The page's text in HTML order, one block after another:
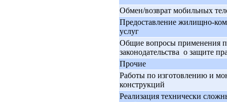
Обмен/возврат мобильных
Предоставление жилищно-
услуг
Общие вопросы применения
законодательства о защите
Прочие
Работы по изготовлению и
конструкций
Реализация технически